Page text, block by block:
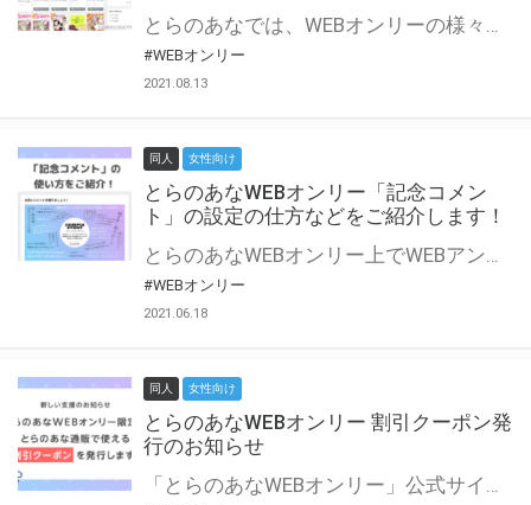
とらのあなでは、WEBオンリーの様々な支援を実施しています。 今回は2021年9月に実装を予定しているアップデート情報についてご紹介いたします。 とらのあなWEBオンリーサイトはこちら
#WEBオンリー
2021.08.13
同人 女性向け
とらのあなWEBオンリー「記念コメン
ト」の設定の仕方などをご紹介します！
とらのあなWEBオンリー上でWEBアンソロジーが作成できる「記念コメント」について、その使い方や作成手順を解説します！ 支援タイプを「サークル参加型」「サークル参加型・マルシェ(イベント会場)機能付き」でお申し込みいただいている主催者様はぜひご活用ください♪ とらのあなWEBオンリーサイトはこちら
#WEBオンリー
2021.06.18
同人 女性向け
とらのあなWEBオンリー 割引クーポン発
行のお知らせ
「とらのあなWEBオンリー」公式サイトでとらのあな通販の「割引クーポン」を配布中！ イベントごとに開催当日限定で使える割引クーポンのシリアルコードを発行します。 とらのあなWEBオンリーのページをチェックして、イベント当日にお得にお買い物を楽しみましょう♪ ※本キャンペーンは予告なく終了する場合がございます。 とらのあなWEBオンリーサイトはこちら